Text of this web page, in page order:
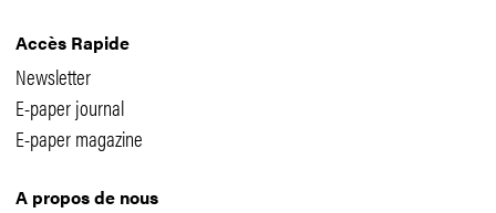
Accès Rapide
Newsletter
E-paper journal
E-paper magazine
A propos de nous